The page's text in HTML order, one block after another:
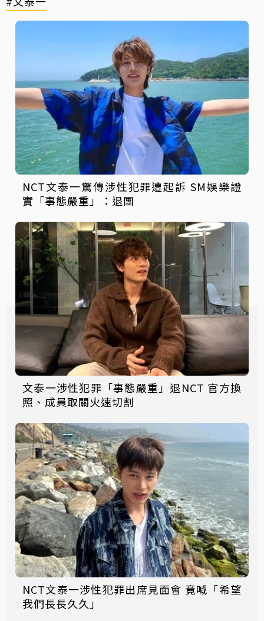
NCT文泰一驚傳涉性犯罪遭起訴 SM娛樂證
實「事態嚴重」：退團
文泰一涉性犯罪「事態嚴重」退NCT 官方換
照、成員取關火速切割
NCT文泰一涉性犯罪出席見面會 竟喊「希望
我們長長久久」